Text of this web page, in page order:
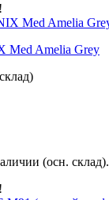
Med Amelia Grey
(осн. склад).